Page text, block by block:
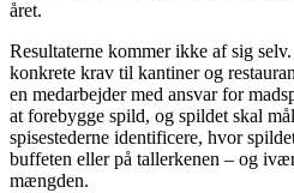
året.
Resultaterne kommer ikke af sig
konkrete krav til kantiner og
en medarbejder med ansvar for
at forebygge spild, og spildet skal
spisestederne identificere, hvor
buffeten eller på tallerkenen – og
mængden.